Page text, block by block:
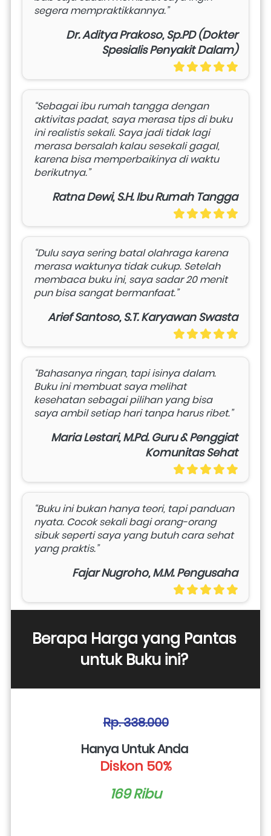
segera mempraktikkannya.”
Dr. Aditya Prakoso, Sp.PD (Dokter
Spesialis Penyakit Dalam)
“Sebagai ibu rumah tangga dengan
aktivitas padat, saya merasa tips di buku
ini realistis sekali. Saya jadi tidak lagi
merasa bersalah kalau sesekali gagal,
karena bisa memperbaikinya di waktu
berikutnya.”
Ratna Dewi, S.H. Ibu Rumah Tangga
“Dulu saya sering batal olahraga karena
merasa waktunya tidak cukup. Setelah
membaca buku ini, saya sadar 20 menit
pun bisa sangat bermanfaat.”
Arief Santoso, S.T. Karyawan Swasta
“Bahasanya ringan, tapi isinya dalam.
Buku ini membuat saya melihat
kesehatan sebagai pilihan yang bisa
saya ambil setiap hari tanpa harus ribet.”
Maria Lestari, M.Pd. Guru & Penggiat
Komunitas Sehat
“Buku ini bukan hanya teori, tapi panduan
nyata. Cocok sekali bagi orang-orang
sibuk seperti saya yang butuh cara sehat
yang praktis.”
Fajar Nugroho, M.M. Pengusaha
Berapa Harga yang Pantas
untuk Buku ini?
Rp. 338.000
Hanya Untuk Anda
Diskon 50%
169 Ribu